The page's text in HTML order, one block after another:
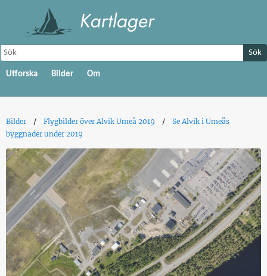
Sök
Utforska Bilder Om
Bilder Flygbilder över Alvik Umeå 2019
Se Alvik i Umeås
byggnader under 2019